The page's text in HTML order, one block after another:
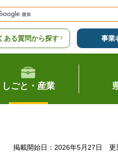
ある質問から探す 事業
しごと・産業
掲載開始日：2026年5月27日 更